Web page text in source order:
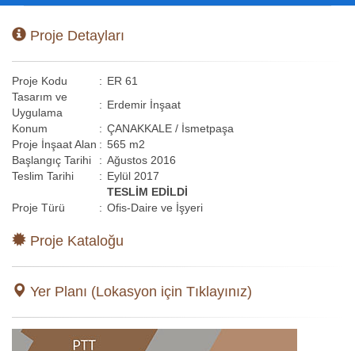
Proje Detayları
Proje Kodu : ER 61
Tasarım ve
Uygulama
: Erdemir İnşaat
Konum
: ÇANAKKALE / İsmetpaşa
Proje İnşaat Alan : 565 m2
Başlangıç Tarihi
: Ağustos 2016
Teslim Tarihi
: Eylül 2017
TESLİM EDİLDİ
Proje Türü
: Ofis-Daire ve İşyeri
Proje Kataloğu
Yer Planı (Lokasyon için Tıklayınız)